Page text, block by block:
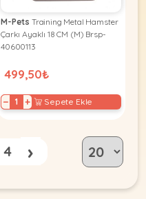
M-Pets Training Metal Hamster
Çarkı Ayaklı 18 CM (M) Brsp-
40600113
499,50₺
− + Sepete Ekle
4 ›